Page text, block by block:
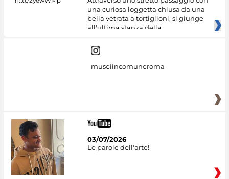
una curiosa loggetta chiusa da una
bella vetrata a tortiglioni, si giunge
all'ultima stanza della
museiincomuneroma
03/07/2026
Le parole dell'arte!